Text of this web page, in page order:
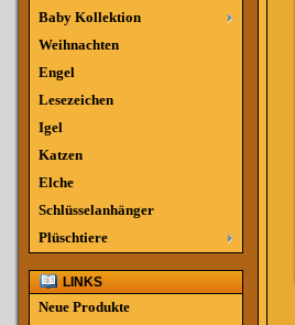
Baby Kollektion
Weihnachten
Engel
Lesezeichen
Igel
Katzen
Elche
Schlüsselanhänger
Plüschtiere
LINKS
Neue Produkte